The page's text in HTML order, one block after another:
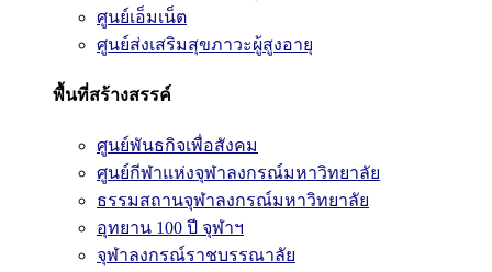
ศูนย์เอ็มเน็ต
ศูนย์ส่งเสริมสุขภาวะผู้สูงอายุ
พื้นที่สร้างสรรค์
ศูนย์พันธกิจเพื่อสังคม
ศูนย์กีฬาแห่งจุฬาลงกรณ์มหาวิทยาลัย
ธรรมสถานจุฬาลงกรณ์มหาวิทยาลัย
อุทยาน 100 ปี จุฬาฯ
จุฬาลงกรณ์ราชบรรณาลัย